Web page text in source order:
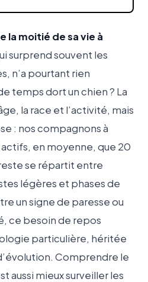
la moitié de sa vie à
surprend souvent les
n’a pourtant rien
temps dort un chien ? La
la race et l’activité, mais
: nos compagnons à
en moyenne, que 20
se répartit entre
légères et phases de
un signe de paresse ou
ce besoin de repos
particulière, héritée
Comprendre le
aussi mieux surveiller les